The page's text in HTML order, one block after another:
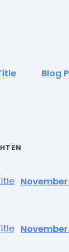
Blog
November
November